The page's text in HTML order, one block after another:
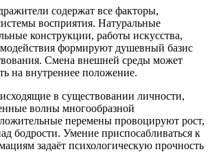
содержат все факторы,
восприятия. Натуральные
конструкции, работы искусства,
формируют душевный базис
Смена внешней среды может
на внутреннее положение.
в существовании личности,
волны многообразной
перемены провоцируют рост,
бодрости. Умение приспосабливаться к
задаёт психологическую прочность